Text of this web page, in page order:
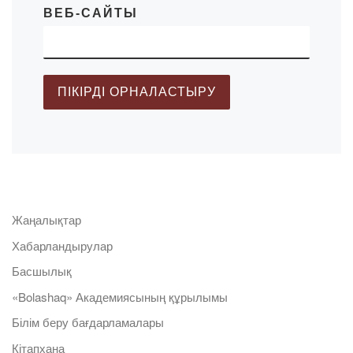
ВЕБ-САЙТЫ
Жаңалықтар
Хабарландырулар
Басшылық
«Bolashaq» Академиясының құрылымы
Білім беру бағдарламалары
Кітапхана